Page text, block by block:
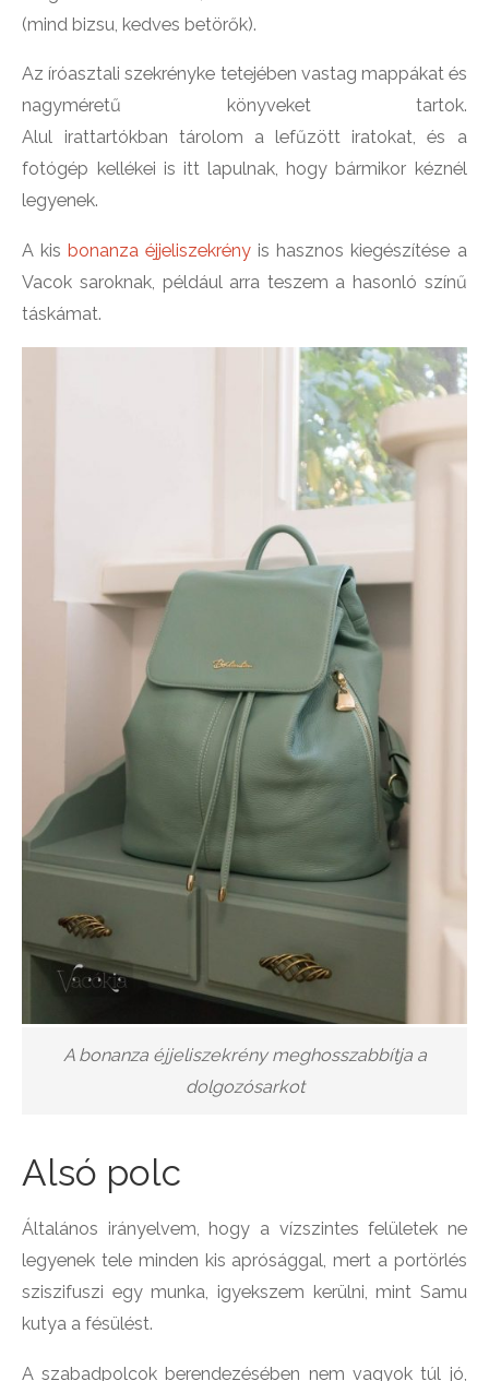
(mind bizsu, kedves betörők).
Az íróasztali szekrényke tetejében vastag mappákat és
nagyméretű könyveket tartok.
Alul irattartókban tárolom a lefűzött iratokat, és a
fotógép kellékei is itt lapulnak, hogy bármikor kéznél
legyenek.
A kis bonanza éjjeliszekrényis hasznos kiegészítése a
Vacok saroknak, például arra teszem a hasonló színű
táskámat.
A bonanza éjjeliszekrény meghosszabbítja a
dolgozósarkot
Alsó polc
Általános irányelvem, hogy a vízszintes felületek ne
legyenek tele minden kis aprósággal, mert a portörlés
sziszifuszi egy munka, igyekszem kerülni, mint Samu
kutya a fésülést.
A szabadpolcok berendezésében nem vagyok túl jó,